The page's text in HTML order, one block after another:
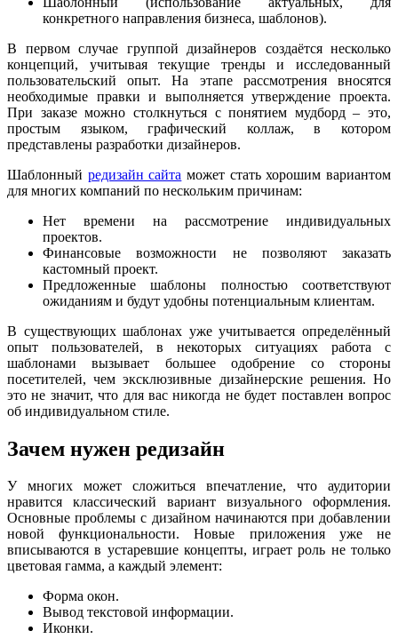
конкретного направления бизнеса, шаблонов).
В первом случае группой дизайнеров создаётся несколько
концепций, учитывая текущие тренды и исследованный
пользовательский опыт. На этапе рассмотрения вносятся
необходимые правки и выполняется утверждение проекта.
При заказе можно столкнуться с понятием мудборд – это,
простым языком, графический коллаж, в котором
представлены разработки дизайнеров.
Шаблонный редизайн сайта может стать хорошим вариантом
для многих компаний по нескольким причинам:
Нет времени на рассмотрение индивидуальных
проектов.
Финансовые возможности не позволяют заказать
кастомный проект.
Предложенные шаблоны полностью соответствуют
ожиданиям и будут удобны потенциальным клиентам.
В существующих шаблонах уже учитывается определённый
опыт пользователей, в некоторых ситуациях работа с
шаблонами вызывает большее одобрение со стороны
посетителей, чем эксклюзивные дизайнерские решения. Но
это не значит, что для вас никогда не будет поставлен вопрос
об индивидуальном стиле.
Зачем нужен редизайн
У многих может сложиться впечатление, что аудитории
нравится классический вариант визуального оформления.
Основные проблемы с дизайном начинаются при добавлении
новой функциональности. Новые приложения уже не
вписываются в устаревшие концепты, играет роль не только
цветовая гамма, а каждый элемент:
Форма окон.
Вывод текстовой информации.
Иконки.